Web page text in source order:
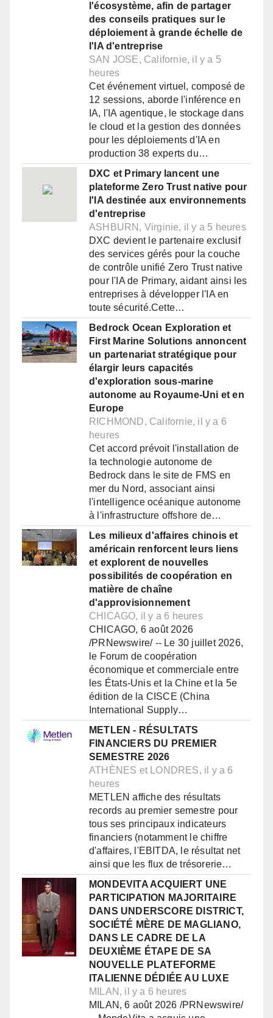
l'écosystème, afin de partager
des conseils pratiques sur le
déploiement à grande échelle de
l'IA d'entreprise
SAN JOSE, Californie, il y a 5
heures
Cet événement virtuel, composé de
12 sessions, aborde l'inférence en
IA, l'IA agentique, le stockage dans
le cloud et la gestion des données
pour les déploiements d'IA en
production 38 experts du…
DXC et Primary lancent une
plateforme Zero Trust native pour
l'IA destinée aux environnements
d'entreprise
ASHBURN, Virginie, il y a 5 heures
DXC devient le partenaire exclusif
des services gérés pour la couche
de contrôle unifié Zero Trust native
pour l'IA de Primary, aidant ainsi les
entreprises à développer l'IA en
toute sécurité.Cette…
Bedrock Ocean Exploration et
First Marine Solutions annoncent
un partenariat stratégique pour
élargir leurs capacités
d'exploration sous-marine
autonome au Royaume-Uni et en
Europe
RICHMOND, Californie, il y a 6
heures
Cet accord prévoit l'installation de
la technologie autonome de
Bedrock dans le site de FMS en
mer du Nord, associant ainsi
l'intelligence océanique autonome
à l'infrastructure offshore de…
Les milieux d'affaires chinois et
américain renforcent leurs liens
et explorent de nouvelles
possibilités de coopération en
matière de chaîne
d'approvisionnement
CHICAGO, il y a 6 heures
CHICAGO, 6 août 2026
/PRNewswire/ -- Le 30 juillet 2026,
le Forum de coopération
économique et commerciale entre
les États-Unis et la Chine et la 5e
édition de la CISCE (China
International Supply…
METLEN - RÉSULTATS
FINANCIERS DU PREMIER
SEMESTRE 2026
ATHÈNES et LONDRES, il y a 6
heures
METLEN affiche des résultats
records au premier semestre pour
tous ses principaux indicateurs
financiers (notamment le chiffre
d'affaires, l'EBITDA, le résultat net
ainsi que les flux de trésorerie…
MONDEVITA ACQUIERT UNE
PARTICIPATION MAJORITAIRE
DANS UNDERSCORE DISTRICT,
SOCIÉTÉ MÈRE DE MAGLIANO,
DANS LE CADRE DE LA
DEUXIÈME ÉTAPE DE SA
NOUVELLE PLATEFORME
ITALIENNE DÉDIÉE AU LUXE
MILAN, il y a 6 heures
MILAN, 6 août 2026 /PRNewswire/